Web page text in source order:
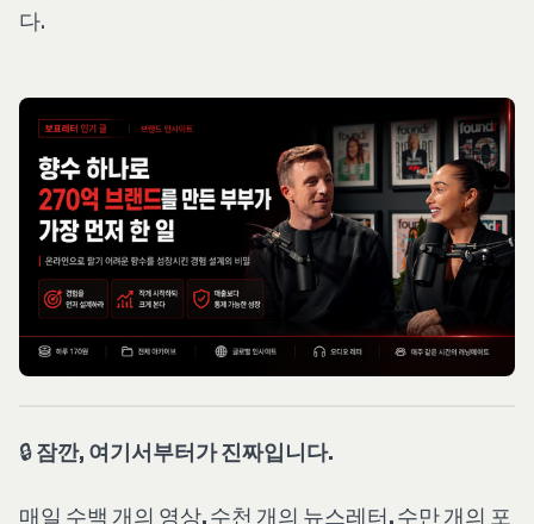
다.
🔒잠깐, 여기서부터가 진짜입니다.
매일 수백 개의 영상, 수천 개의 뉴스레터, 수만 개의 포